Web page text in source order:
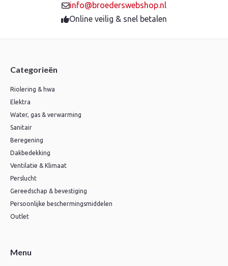
info@broederswebshop.nl
Online veilig & snel betalen
Categorieën
Riolering & hwa
Elektra
Water, gas & verwarming
Sanitair
Beregening
Dakbedekking
Ventilatie & Klimaat
Perslucht
Gereedschap & bevestiging
Persoonlijke beschermingsmiddelen
Outlet
Menu